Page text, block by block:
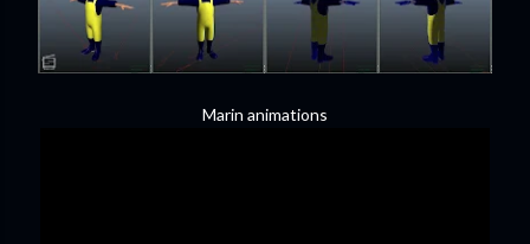
Marin animations